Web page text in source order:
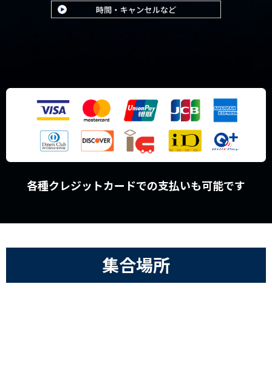
各種クレジットカードでの支払いも可能です
集合場所